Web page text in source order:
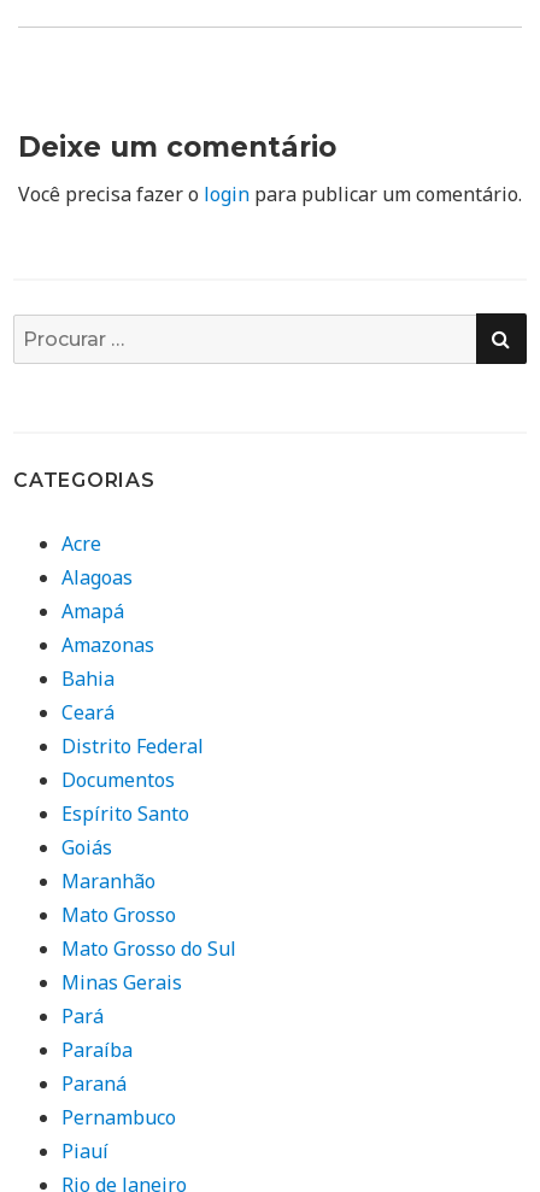
Deixe um comentário
Você precisa fazer o login para publicar um comentário.
Busca
por:
CATEGORIAS
Acre
Alagoas
Amapá
Amazonas
Bahia
Ceará
Distrito Federal
Documentos
Espírito Santo
Goiás
Maranhão
Mato Grosso
Mato Grosso do Sul
Minas Gerais
Pará
Paraíba
Paraná
Pernambuco
Piauí
Rio de Janeiro